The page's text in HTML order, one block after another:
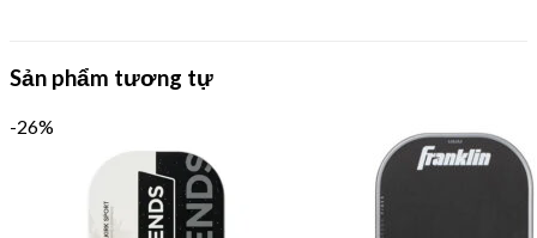
Sản phẩm tương tự
-26%